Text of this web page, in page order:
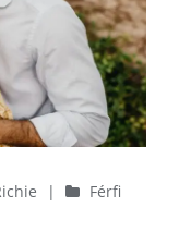
|
Férfi